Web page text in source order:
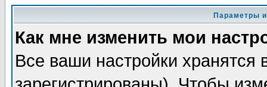
Параметры
Как мне изменить мои
Все ваши настройки